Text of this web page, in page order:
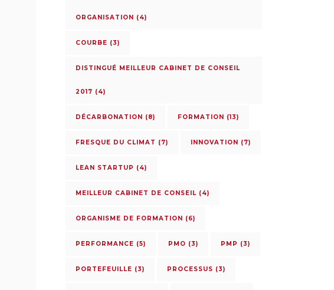
ORGANISATION (4)
COURBE (3)
DISTINGUÉ MEILLEUR CABINET DE CONSEIL
2017 (4)
DÉCARBONATION (8) FORMATION (13)
FRESQUE DU CLIMAT (7) INNOVATION (7)
LEAN STARTUP (4)
MEILLEUR CABINET DE CONSEIL (4)
ORGANISME DE FORMATION (6)
PERFORMANCE (5) PMO (3) PMP (3)
PORTEFEUILLE (3) PROCESSUS (3)